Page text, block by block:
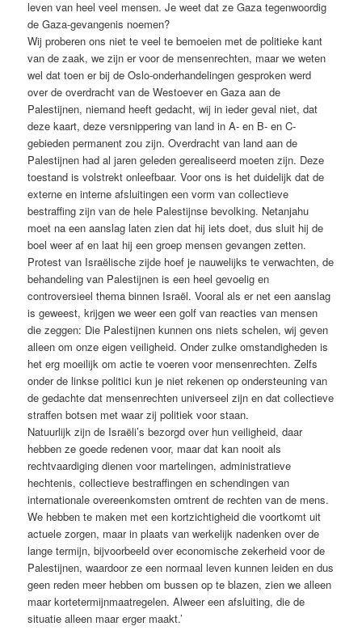
leven van heel veel mensen. Je weet dat ze Gaza tegenwoordig
de Gaza-gevangenis noemen?
Wij proberen ons niet te veel te bemoeien met de politieke kant
van de zaak, we zijn er voor de mensenrechten, maar we weten
wel dat toen er bij de Oslo-onderhandelingen gesproken werd
over de overdracht van de Westoever en Gaza aan de
Palestijnen, niemand heeft gedacht, wij in ieder geval niet, dat
deze kaart, deze versnippering van land in A- en B- en C-
gebieden permanent zou zijn. Overdracht van land aan de
Palestijnen had al jaren geleden gerealiseerd moeten zijn. Deze
toestand is volstrekt onleefbaar. Voor ons is het duidelijk dat de
externe en interne afsluitingen een vorm van collectieve
bestraffing zijn van de hele Palestijnse bevolking. Netanjahu
moet na een aanslag laten zien dat hij iets doet, dus sluit hij de
boel weer af en laat hij een groep mensen gevangen zetten.
Protest van Israëlische zijde hoef je nauwelijks te verwachten, de
behandeling van Palestijnen is een heel gevoelig en
controversieel thema binnen Israël. Vooral als er net een aanslag
is geweest, krijgen we weer een golf van reacties van mensen
die zeggen: Die Palestijnen kunnen ons niets schelen, wij geven
alleen om onze eigen veiligheid. Onder zulke omstandigheden is
het erg moeilijk om actie te voeren voor mensenrechten. Zelfs
onder de linkse politici kun je niet rekenen op ondersteuning van
de gedachte dat mensenrechten universeel zijn en dat collectieve
straffen botsen met waar zij politiek voor staan.
Natuurlijk zijn de Israëli’s bezorgd over hun veiligheid, daar
hebben ze goede redenen voor, maar dat kan nooit als
rechtvaardiging dienen voor martelingen, administratieve
hechtenis, collectieve bestraffingen en schendingen van
internationale overeenkomsten omtrent de rechten van de mens.
We hebben te maken met een kortzichtigheid die voortkomt uit
actuele zorgen, maar in plaats van werkelijk nadenken over de
lange termijn, bijvoorbeeld over economische zekerheid voor de
Palestijnen, waardoor ze een normaal leven kunnen leiden en dus
geen reden meer hebben om bussen op te blazen, zien we alleen
maar kortetermijnmaatregelen. Alweer een afsluiting, die de
situatie alleen maar erger maakt.’